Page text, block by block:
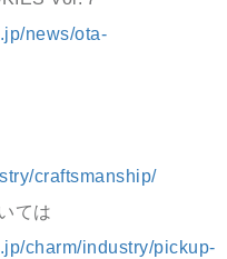
news/ota-
craftsmanship/
ては
charm/industry/pickup-